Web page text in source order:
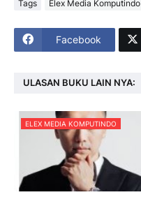
Tags Elex Media Komputindo
Facebook
ULASAN BUKU LAIN NYA:
ELEX MEDIA KOMPUTINDO